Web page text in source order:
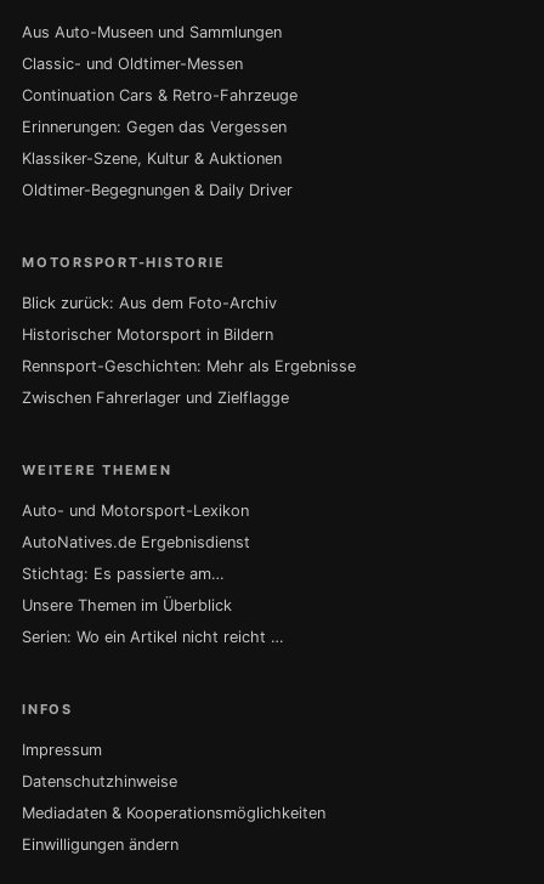
Aus Auto-Museen und Sammlungen
Classic- und Oldtimer-Messen
Continuation Cars & Retro-Fahrzeuge
Erinnerungen: Gegen das Vergessen
Klassiker-Szene, Kultur & Auktionen
Oldtimer-Begegnungen & Daily Driver
MOTORSPORT-HISTORIE
Blick zurück: Aus dem Foto-Archiv
Historischer Motorsport in Bildern
Rennsport-Geschichten: Mehr als Ergebnisse
Zwischen Fahrerlager und Zielflagge
WEITERE THEMEN
Auto- und Motorsport-Lexikon
AutoNatives.de Ergebnisdienst
Stichtag: Es passierte am…
Unsere Themen im Überblick
Serien: Wo ein Artikel nicht reicht …
INFOS
Impressum
Datenschutzhinweise
Mediadaten & Kooperationsmöglichkeiten
Einwilligungen ändern